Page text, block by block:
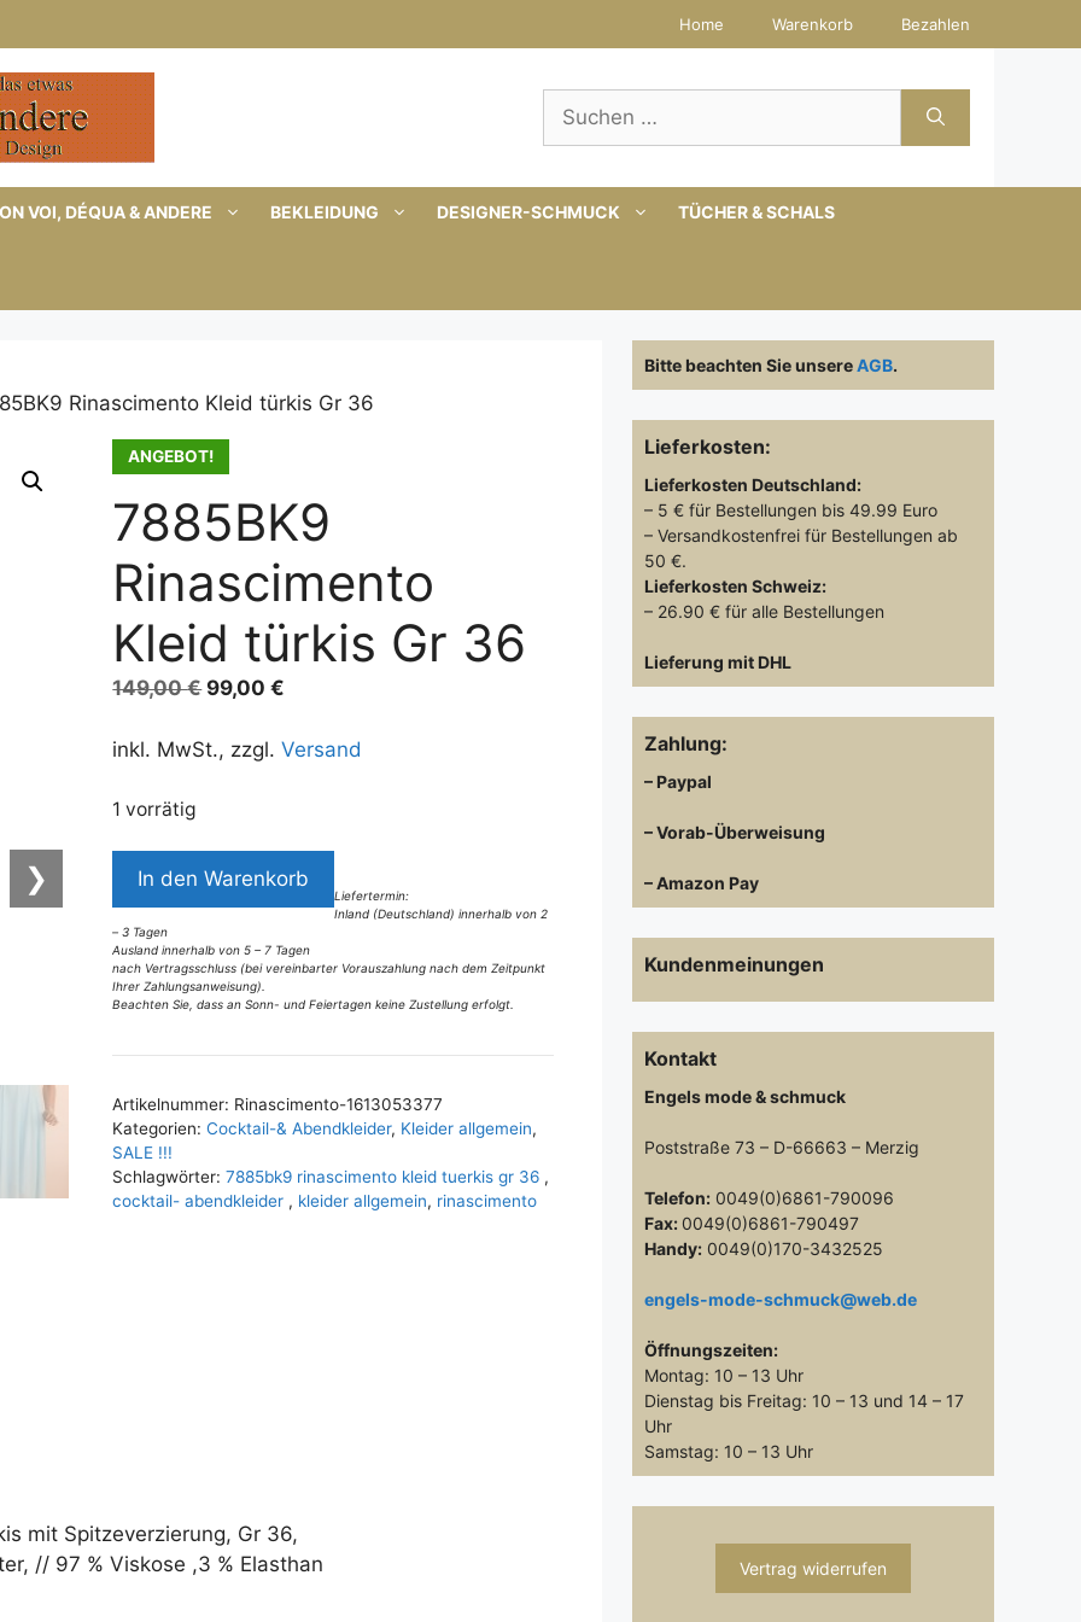
Home Warenkorb Bezahlen
Suchen
nach:
VOI, DÉQUA & ANDERE BEKLEIDUNG DESIGNER-SCHMUCK TÜCHER & SCHALS
Rinascimento Kleid türkis Gr 36
ANGEBOT!
❯
7885BK9
Rinascimento
Kleid türkis Gr 36
149,00€ Ursprünglicher
war:
99,00€
ist:
inkl. MwSt., zzgl.Versand
1 vorrätig
7885BK9
Rinascimento
Kleid
türkis
Gr
36
In den Warenkorb
Liefertermin:
Inland (Deutschland) innerhalb von 2
– 3 Tagen
Ausland innerhalb von 5 – 7 Tagen
nach Vertragsschluss (bei vereinbarter Vorauszahlung nach dem Zeitpunkt
Ihrer Zahlungsanweisung).
Beachten Sie, dass an Sonn- und Feiertagen keine Zustellung erfolgt.
l
e
r
n
a
Artikelnummer: Rinascimento-1613053377
Kategorien:Cocktail-& Abendkleider, Kleider allgemein,
SALE !!!
Schlagwörter:7885bk9 rinascimento kleid tuerkis gr 36 ,
cocktail- abendkleider , kleider allgemein, rinascimento
mit Spitzeverzierung, Gr 36,
// 97 % Viskose ,3 % Elasthan
Bitte beachten Sie unsereAGB.
Lieferkosten:
Lieferkosten Deutschland:
– 5 € für Bestellungen bis 49.99 Euro
– Versandkostenfrei für Bestellungen ab
50 €.
Lieferkosten Schweiz:
– 26.90 € für alle Bestellungen
Lieferung mit DHL
Zahlung:
– Paypal
– Vorab-Überweisung
– Amazon Pay
Kundenmeinungen
Kontakt
Engels mode & schmuck
Poststraße 73 – D-66663 – Merzig
Telefon: 0049(0)6861-790096
Fax: 0049(0)6861-790497
Handy: 0049(0)170-3432525
engels-mode-schmuck@web.de
Öffnungszeiten:
Montag: 10 – 13 Uhr
Dienstag bis Freitag: 10 – 13 und 14 – 17
Uhr
Samstag: 10 – 13 Uhr
Vertrag widerrufen